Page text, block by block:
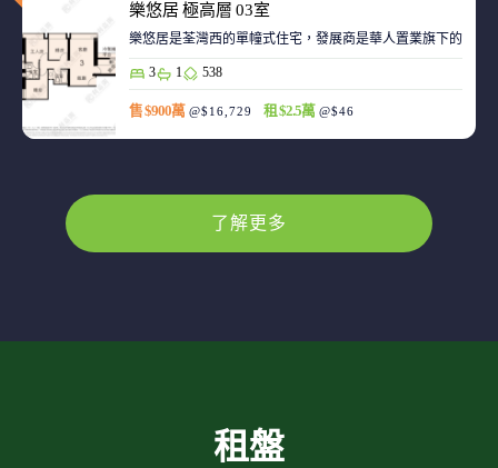
樂悠居 極高層 03室
樂悠居是荃灣西的單幢式住宅，發展商是華人置業旗下的廣
3 1 538
售 $900萬 @$16,729 租 $2.5萬 @$46
了解更多
租盤